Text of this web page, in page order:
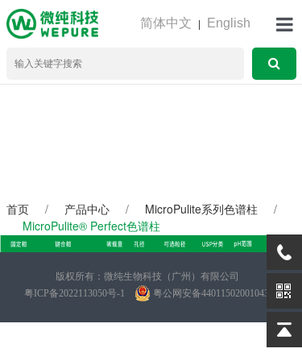
简体中文 English
首页 / 产品中心 / MicroPulite系列色谱柱
/
MicroPulite® Perfect色谱柱
MicroPulite® Perfect色谱柱
Perfect系列色谱柱适用于极性化合物的分析，在反相或者HILIC条
件下保留和分离极性分析物，并微纯特有的封端技术，使化合物
的峰形更优异。Diol可用于反相与亲水作用模式，也可作正相硅
胶柱使用。HILIC适用于亲水作用模式分离极性化合物，也可以作
为正相硅胶柱使用。T3在反相上加强了极性化合物的保留，从而
版权所有：微纯生物科技（广州）有限公司
粤ICP备2022113050号-1
粤公网安备44011502001043号